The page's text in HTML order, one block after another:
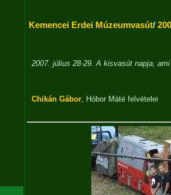
Kemencei Erdei Múzeumvasút/
2007. július 28-29. A kisvasút napja,
Chikán Gábor, Hóbor Máté felvételei